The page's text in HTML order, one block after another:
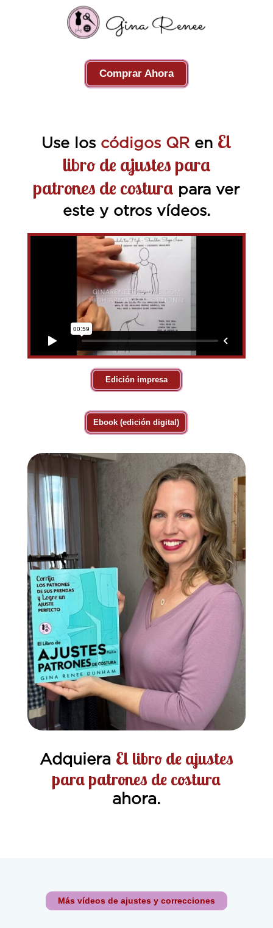
Comprar Ahora
Use los códigos QRen El
libro de ajustes para
patrones de costura para ver
este y otros vídeos.
Edición impresa
Ebook (edición digital)
Adquiera El libro de ajustes
para patrones de costura
ahora.
Más vídeos de ajustes y correcciones